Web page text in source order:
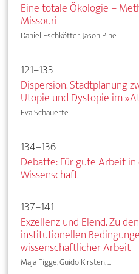
Eine totale Ökologie –
Missouri
Daniel Eschkötter, Jason Pine
121–133
Dispersion. Stadtplanung
Utopie und Dystopie im
Eva Schauerte
134–136
Debatte: Für gute Arbeit
Wissenschaft
137–141
Exzellenz und Elend. Zu den
institutionellen
wissenschaftlicher Arbeit
Maja Figge, Guido Kirsten, ...